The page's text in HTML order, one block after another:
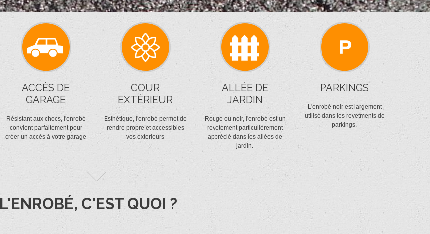
ACCÈS DE
GARAGE
Résistant aux chocs, l'enrobé
convient parfaitement pour
créer un accès à votre garage
COUR
EXTÉRIEUR
Esthétique, l'enrobé permet de
rendre propre et accessibles
vos exterieurs
ALLÉE DE
JARDIN
Rouge ou noir, l'enrobé est un
revetement particulièrement
apprécié dans les allées de
jardin.
PARKINGS
L'enrobé noir est largement
utilisé dans les revetments de
parkings.
L'ENROBÉ, C'EST QUOI ?